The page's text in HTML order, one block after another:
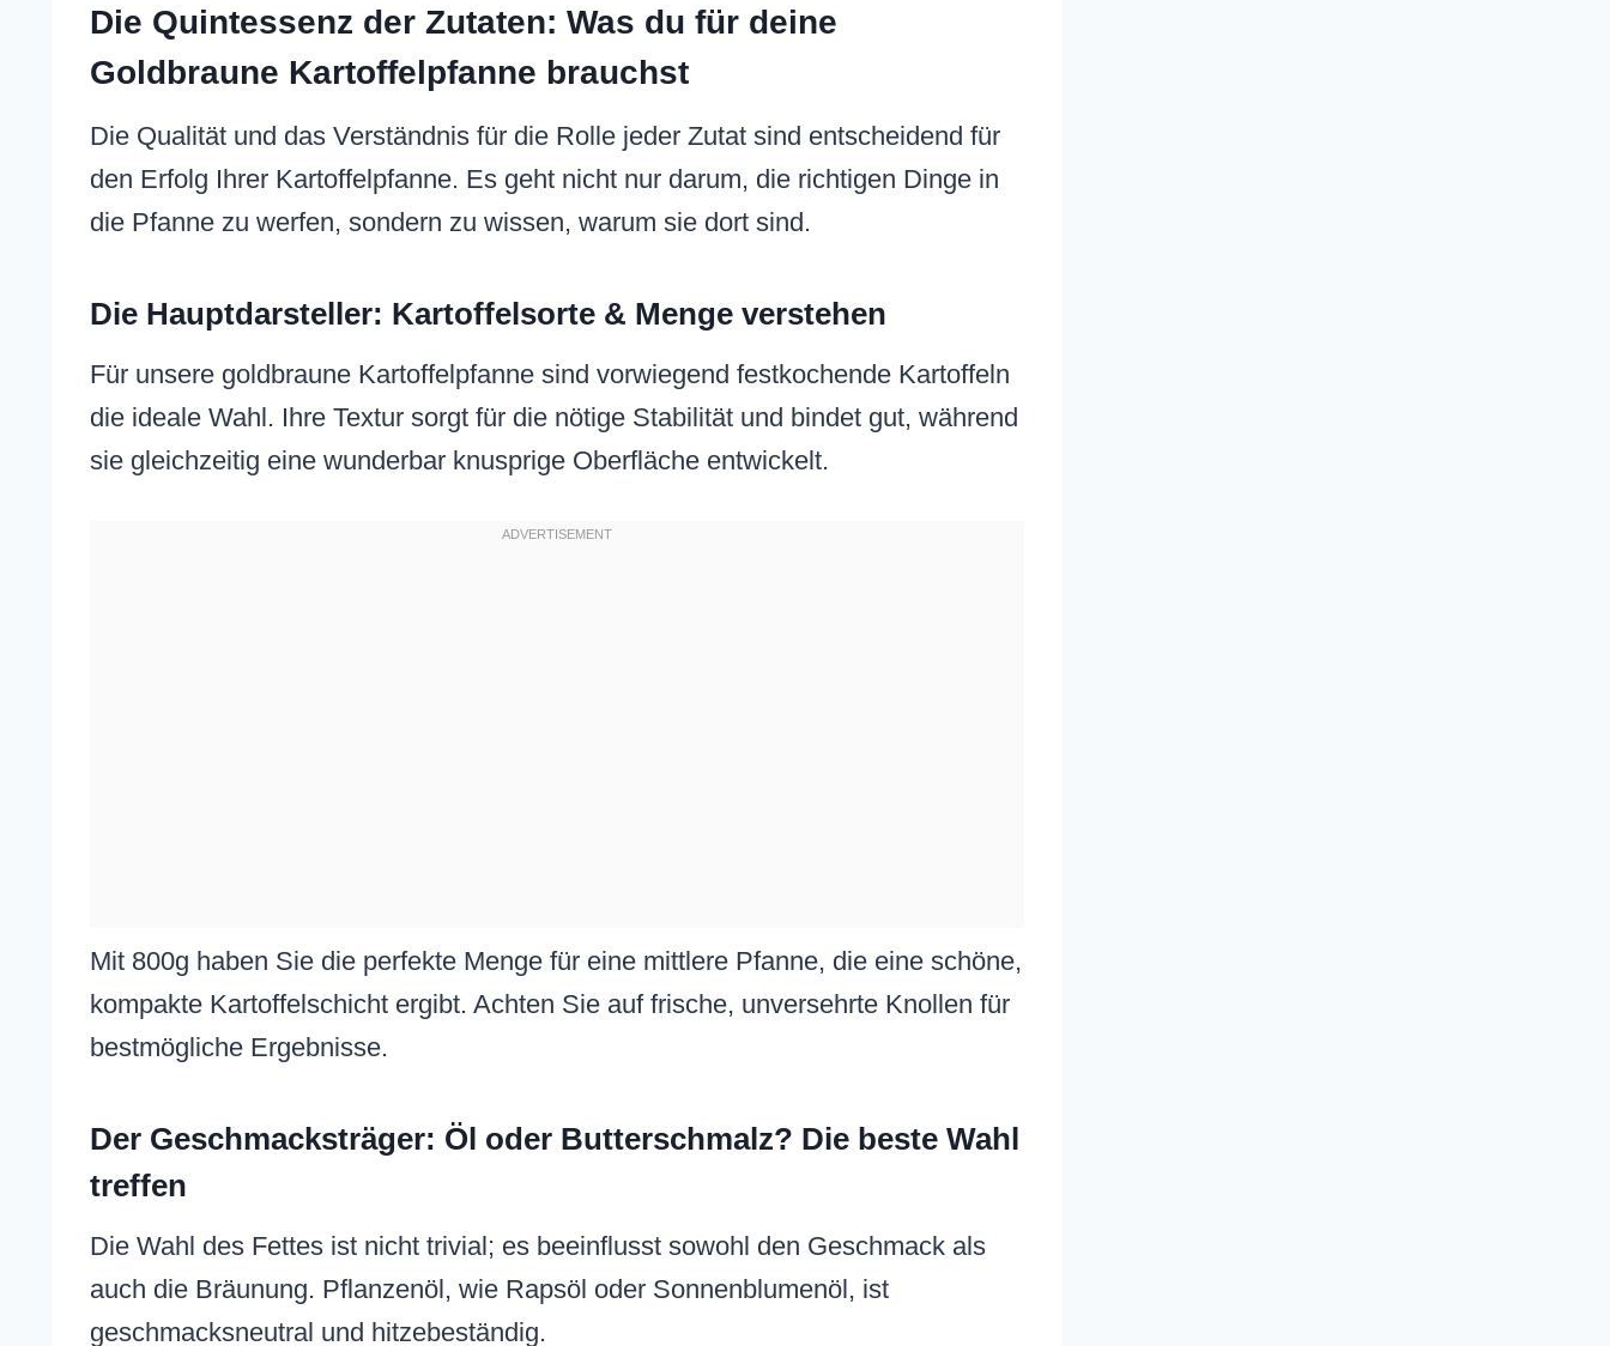
Die Quintessenz der Zutaten: Was du für deine
Goldbraune Kartoffelpfanne brauchst
Die Qualität und das Verständnis für die Rolle jeder Zutat sind entscheidend für
den Erfolg Ihrer Kartoffelpfanne. Es geht nicht nur darum, die richtigen Dinge in
die Pfanne zu werfen, sondern zu wissen, warum sie dort sind.
Die Hauptdarsteller: Kartoffelsorte & Menge verstehen
Für unsere goldbraune Kartoffelpfanne sind vorwiegend festkochende Kartoffeln
die ideale Wahl. Ihre Textur sorgt für die nötige Stabilität und bindet gut, während
sie gleichzeitig eine wunderbar knusprige Oberfläche entwickelt.
Mit 800g haben Sie die perfekte Menge für eine mittlere Pfanne, die eine schöne,
kompakte Kartoffelschicht ergibt. Achten Sie auf frische, unversehrte Knollen für
bestmögliche Ergebnisse.
Der Geschmacksträger: Öl oder Butterschmalz? Die beste Wahl
treffen
Die Wahl des Fettes ist nicht trivial; es beeinflusst sowohl den Geschmack als
auch die Bräunung. Pflanzenöl, wie Rapsöl oder Sonnenblumenöl, ist
geschmacksneutral und hitzebeständig.